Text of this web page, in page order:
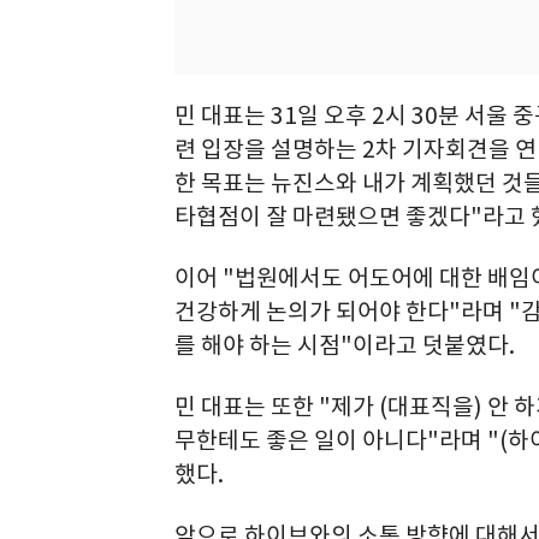
민 대표는 31일 오후 2시 30분 서울
련 입장을 설명하는 2차 기자회견을
한 목표는 뉴진스와 내가 계획했던 것
타협점이 잘 마련됐으면 좋겠다"라고
이어 "법원에서도 어도어에 대한 배
건강하게 논의가 되어야 한다"라며 "
를 해야 하는 시점"이라고 덧붙였다.
민 대표는 또한 "제가 (대표직을) 안
무한테도 좋은 일이 아니다"라며 "(
했다.